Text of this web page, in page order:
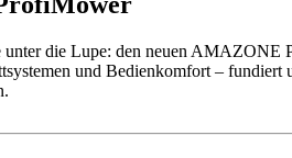
die Lupe: den neuen
und Bedienkomfort –